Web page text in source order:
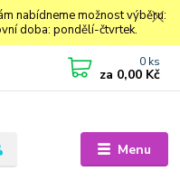
nabídneme možnost výběru:
doba: pondělí-čtvrtek.
Menu
0 ks
za 0,00 Kč